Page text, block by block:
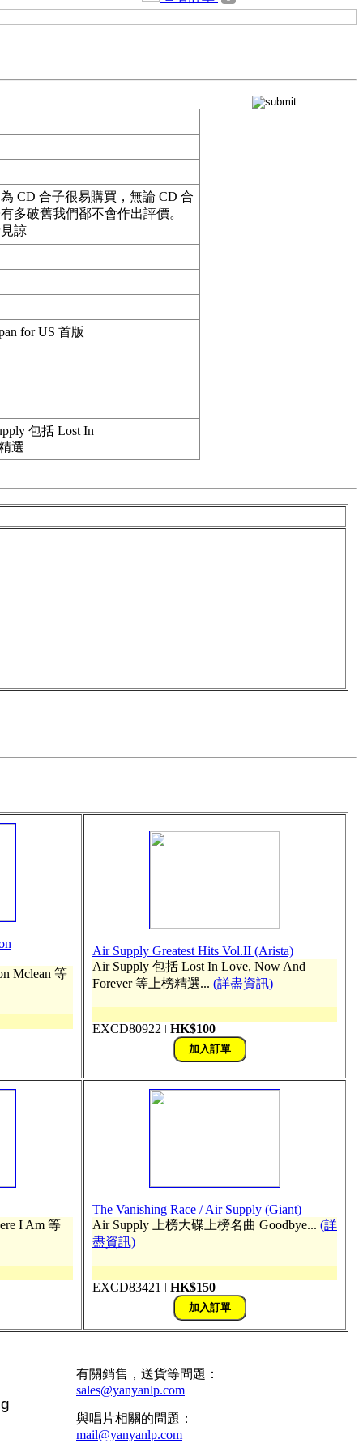
CD 合子很易購買，無論 CD 合
多破舊我們鄱不會作出評價。
諒
for US 首版
包括 Lost In
選
Mclean 等
Air Supply Greatest Hits Vol.II (Arista)
Air Supply 包括 Lost In Love, Now And
Forever 等上榜精選... (詳盡資訊)
EXCD80922 HK$100
I Am 等
The Vanishing Race / Air Supply (Giant)
Air Supply 上榜大碟上榜名曲 Goodbye... (詳
盡資訊)
EXCD83421 HK$150
有關銷售，送貨等問題：
sales@yanyanlp.com
與唱片相關的問題：
mail@yanyanlp.com